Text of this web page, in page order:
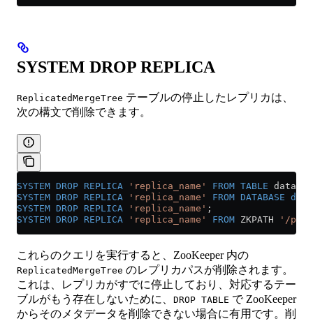
SYSTEM DROP REPLICA
ReplicatedMergeTree テーブルの停止したレプリカは、
次の構文で削除できます。
SYSTEM DROP REPLICA 'replica_name' FROM TABLE
SYSTEM DROP REPLICA 'replica_name' FROM DATABASE
SYSTEM DROP REPLICA 'replica_name' ;
SYSTEM DROP REPLICA 'replica_name' FROM ZKPATH '/
これらのクエリを実行すると、ZooKeeper 内の
ReplicatedMergeTree のレプリカパスが削除されます。
これは、レプリカがすでに停止しており、対応するテー
ブルがもう存在しないために、 DROP TABLE で ZooKeeper
からそのメタデータを削除できない場合に有用です。削